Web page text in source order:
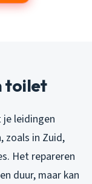
toilet
leidingen
zoals in Zuid,
Het repareren
duur, maar kan